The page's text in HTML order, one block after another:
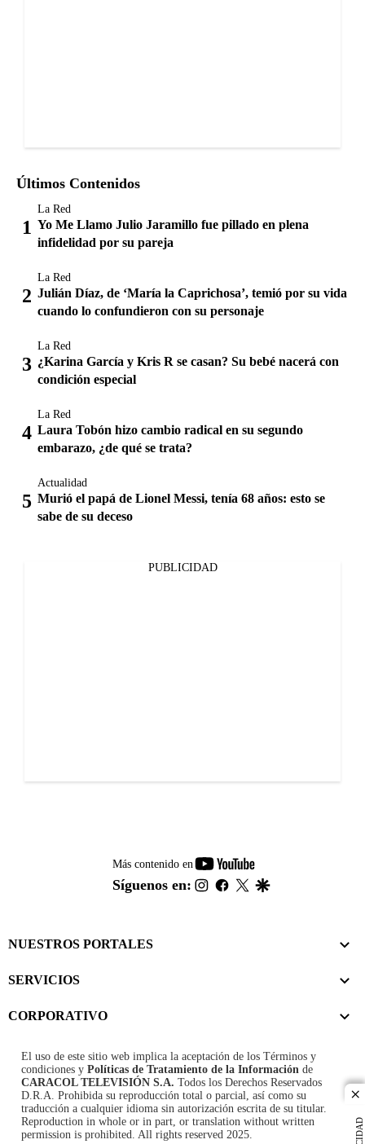
Últimos Contenidos
La Red
Yo Me Llamo Julio Jaramillo fue pillado en plena
infidelidad por su pareja
La Red
Julián Díaz, de ‘María la Caprichosa’, temió por su vida
cuando lo confundieron con su personaje
La Red
¿Karina García y Kris R se casan? Su bebé nacerá con
condición especial
La Red
Laura Tobón hizo cambio radical en su segundo
embarazo, ¿de qué se trata?
Actualidad
Murió el papá de Lionel Messi, tenía 68 años: esto se
sabe de su deceso
PUBLICIDAD
Más contenido en
youtube-
footer
Síguenos en: instagram
facebook
twitter
NUESTROS PORTALES
SERVICIOS
CORPORATIVO
El uso de este sitio web implica la aceptación de los Términos y
condiciones y Políticas de Tratamiento de la Información de
CARACOL TELEVISIÓN S.A. Todos los Derechos Reservados
D.R.A. Prohibida su reproducción total o parcial, así como su
traducción a cualquier idioma sin autorización escrita de su titular.
Reproduction in whole or in part, or translation without written
permission is prohibited. All rights reserved 2025.